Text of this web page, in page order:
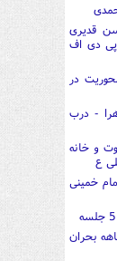
قدیری
پی دی اف
در
- درب
و خانه
خمینی
بحران